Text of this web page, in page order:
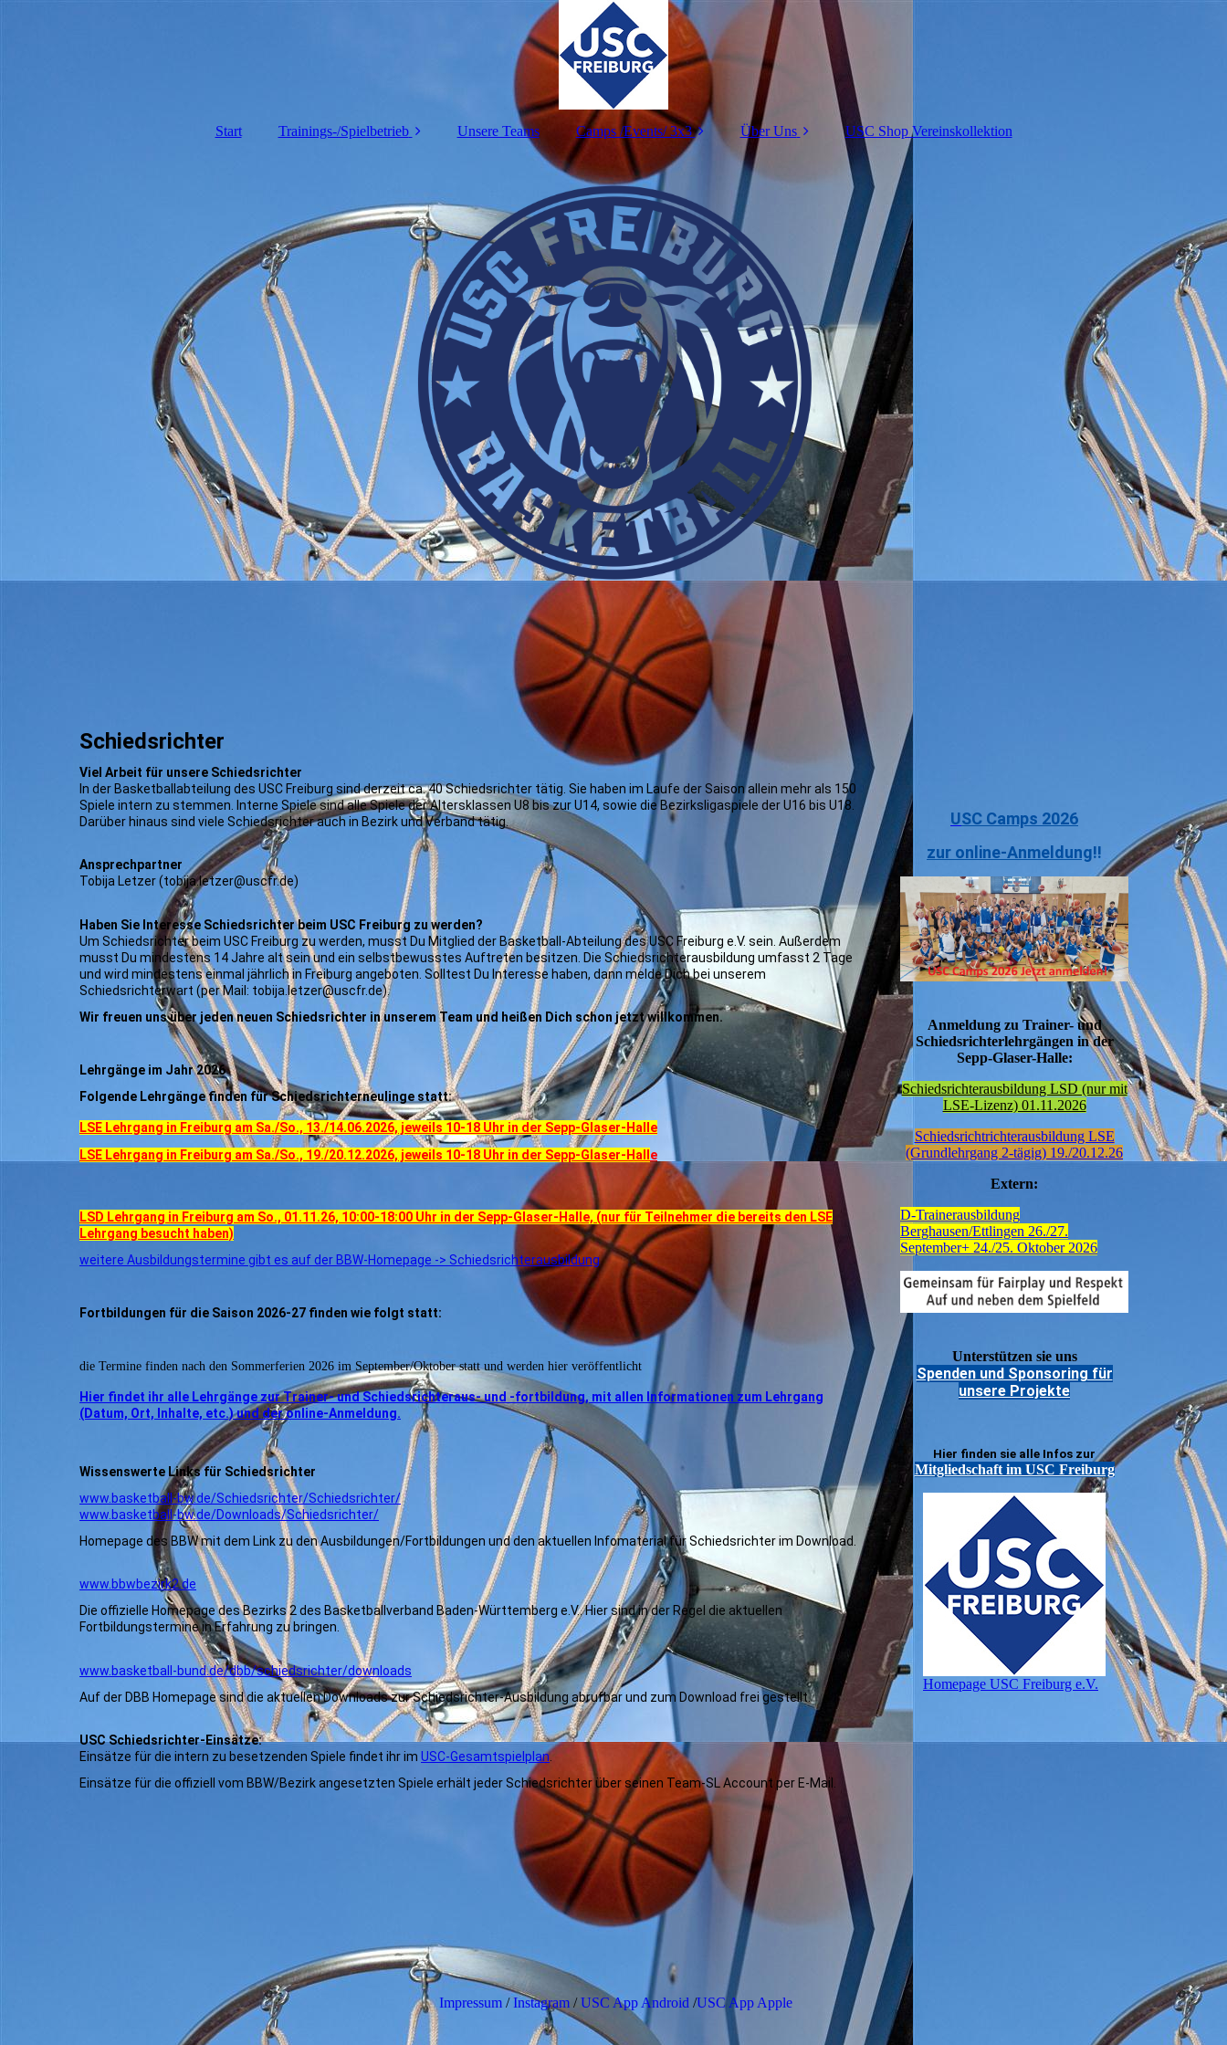
Start Trainings-/Spielbetrieb
Ergebnisse
Trainingszeiten aller
Schiedsrichter
Kampfgericht
Heimspiele
Minibasketball/
Grundschulliga
Unsere Teams Camps /Events/ 3x3
Camps
Events
3x3
Über Uns
Wofür stehen wir?
Ansprechpartner
Abteilungsordnung
Mitgliedschaft
Freiwilliges Soziales
Jahr
Duales Studium
Spenden und
Sponsoring
Downloads
USC Shop Vereinskollektion
Schiedsrichter
Viel Arbeit für unsere Schiedsrichter
In der Basketballabteilung des USC Freiburg sind derzeit ca. 40 Schiedsrichter tätig. Sie haben im Laufe der Saison allein mehr als 150
Spiele intern zu stemmen. Interne Spiele sind alle Spiele der Altersklassen U8 bis zur U14, sowie die Bezirksligaspiele der U16 bis U18.
Darüber hinaus sind viele Schiedsrichter auch in Bezirk und Verband tätig.
Ansprechpartner
Tobija Letzer (tobija.letzer@uscfr.de)
Haben Sie Interesse Schiedsrichter beim USC Freiburg zu werden?
Um Schiedsrichter beim USC Freiburg zu werden, musst Du Mitglied der Basketball-Abteilung des USC Freiburg e.V. sein. Außerdem
musst Du mindestens 14 Jahre alt sein und ein selbstbewusstes Auftreten besitzen. Die Schiedsrichterausbildung umfasst 2 Tage
und wird mindestens einmal jährlich in Freiburg angeboten. Solltest Du Interesse haben, dann melde Dich bei unserem
Schiedsrichterwart (per Mail: tobija.letzer@uscfr.de).
Wir freuen uns über jeden neuen Schiedsrichter in unserem Team und heißen Dich schon jetzt willkommen.
Lehrgänge im Jahr 2026
Folgende Lehrgänge finden für Schiedsrichterneulinge statt:
LSE Lehrgang in Freiburg am Sa./So., 13./14.06.2026, jeweils 10-18 Uhr in der Sepp-Glaser-Halle
LSE Lehrgang in Freiburg am Sa./So., 19./20.12.2026, jeweils 10-18 Uhr in der Sepp-Glaser-Halle
LSD Lehrgang in Freiburg am So., 01.11.26, 10:00-18:00 Uhr in der Sepp-Glaser-Halle, (nur für Teilnehmer die bereits den LSE
Lehrgang besucht haben)
weitere Ausbildungstermine gibt es auf der BBW-Homepage -> Schiedsrichterausbildung
Fortbildungen für die Saison 2026-27 finden wie folgt statt:
die Termine finden nach den Sommerferien 2026 im September/Oktober statt und werden hier veröffentlicht
Hier findet ihr alle Lehrgänge zur Trainer- und Schiedsrichteraus- und -fortbildung, mit allen Informationen zum Lehrgang
(Datum, Ort, Inhalte, etc.) und der online-Anmeldung.
Wissenswerte Links für Schiedsrichter
www.basketball-bw.de/Schiedsrichter/Schiedsrichter/
www.basketball-bw.de/Downloads/Schiedsrichter/
Homepage des BBW mit dem Link zu den Ausbildungen/Fortbildungen und den aktuellen Infomaterial für Schiedsrichter im Download.
www.bbwbezirk2.de
Die offizielle Homepage des Bezirks 2 des Basketballverband Baden-Württemberg e.V.. Hier sind in der Regel die aktuellen
Fortbildungstermine in Erfahrung zu bringen.
www.basketball-bund.de/dbb/schiedsrichter/downloads
Auf der DBB Homepage sind die aktuellen Downloads zur Schiedsrichter-Ausbildung abrufbar und zum Download frei gestellt.
USC Schiedsrichter-Einsätze:
Einsätze für die intern zu besetzenden Spiele findet ihr im USC-Gesamtspielplan.
Einsätze für die offiziell vom BBW/Bezirk angesetzten Spiele erhält jeder Schiedsrichter über seinen Team-SL Account per E-Mail.
USC Camps 2026
zur online-Anmeldung!!
Anmeldung zu Trainer- und
Schiedsrichterlehrgängen in der
Sepp-Glaser-Halle:
Schiedsrichterausbildung LSD (nur mit
LSE-Lizenz) 01.11.2026
Schiedsrichtrichterausbildung LSE
(Grundlehrgang 2-tägig) 19./20.12.26
Extern:
D-Trainerausbildung
Berghausen/Ettlingen 26./27.
September+ 24./25. Oktober 2026
Unterstützen sie uns
Spenden und Sponsoring für
unsere Projekte
Hier finden sie alle Infos zur
Mitgliedschaft im USC Freiburg
Homepage USC Freiburg e.V.
Impressum/Instagram/USC App Android /USC App Apple